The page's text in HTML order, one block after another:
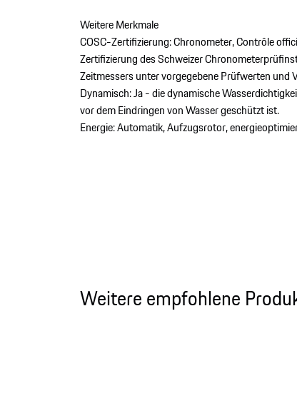
Weitere Merkmale
COSC-Zertifizierung: Chronometer, Contrôle
Zertifizierung des Schweizer
Zeitmessers unter vorgegebene Prüfwerten und
Dynamisch: Ja - die dynamische
vor dem Eindringen von Wasser geschützt ist.
Energie: Automatik, Aufzugsrotor,
Weitere empfohlene